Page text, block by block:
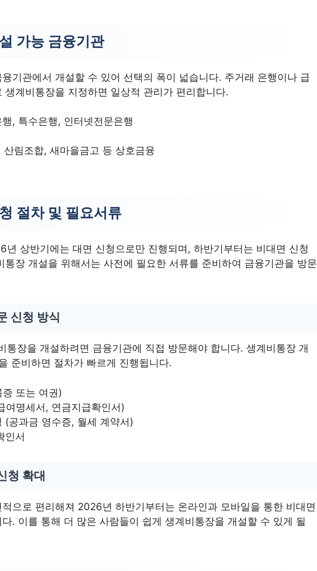
가능 금융기관
기관에서 개설할 수 있어 선택의 폭이 넓습니다. 주거래 은행이나 급
생계비통장을 지정하면 일상적 관리가 편리합니다.
, 특수은행, 인터넷전문은행
산림조합, 새마을금고 등 상호금융
절차 및 필요서류
년 상반기에는 대면 신청으로만 진행되며, 하반기부터는 비대면 신청
통장 개설을 위해서는 사전에 필요한 서류를 준비하여 금융기관을 방문
신청 방식
통장을 개설하려면 금융기관에 직접 방문해야 합니다. 생계비통장 개
준비하면 절차가 빠르게 진행됩니다.
또는 여권)
여명세서, 연금지급확인서)
(공과금 영수증, 월세 계약서)
인서
청 확대
으로 편리해져 2026년 하반기부터는 온라인과 모바일을 통한 비대면
. 이를 통해 더 많은 사람들이 쉽게 생계비통장을 개설할 수 있게 될